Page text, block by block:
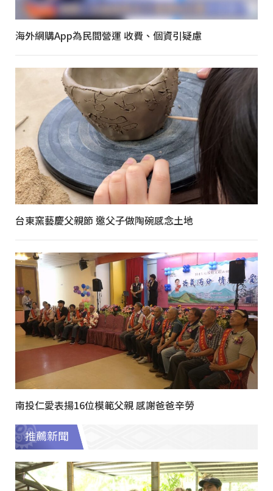
海外網購App為民間營運 收費、個資引疑慮
台東窯藝慶父親節 邀父子做陶碗感念土地
南投仁愛表揚16位模範父親 感謝爸爸辛勞
推薦新聞